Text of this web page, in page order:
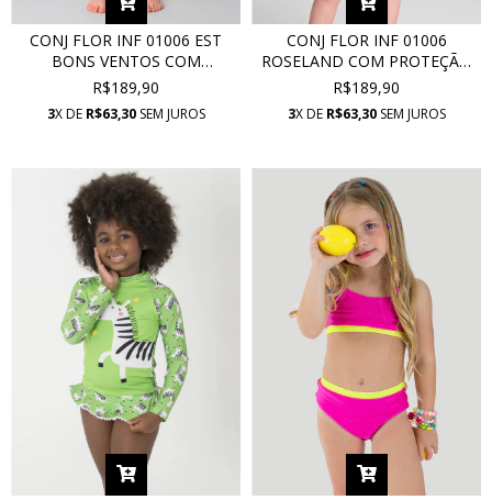
CONJ FLOR INF 01006 EST
BONS VENTOS COM
PROTEÇÃO UV
R$189,90
3X DE R$63,30SEM JUROS
CONJ FLOR INF 01006
ROSELAND COM PROTEÇÃO
UV
R$189,90
3X DE R$63,30SEM JUROS